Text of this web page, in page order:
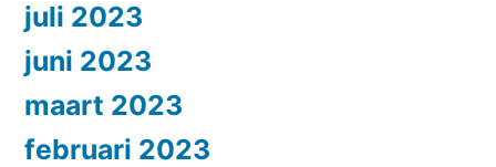
juli 2023
juni 2023
maart 2023
februari 2023